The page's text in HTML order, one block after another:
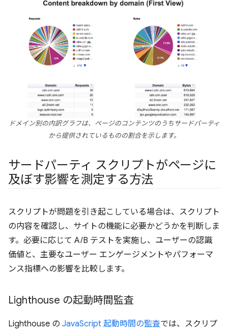
ドメイン別の内訳グラフは、ページのコンテンツのうちサードパーティ
から提供されているものの割合を示します。
サードパーティ スクリプトがページに
及ぼす影響を測定する方法
スクリプトが問題を引き起こしている場合は、スクリプト
の内容を確認し、サイトの機能に必要かどうかを判断しま
す。必要に応じて A/B テストを実施し、ユーザーの認識
価値と、主要なユーザー エンゲージメントやパフォーマ
ンス指標への影響を比較します。
Lighthouse の起動時間監査
Lighthouse の JavaScript 起動時間の監査では、スクリプ